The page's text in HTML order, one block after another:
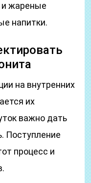
и жареные
напитки.
на внутренних
их
важно дать
Поступление
процесс и